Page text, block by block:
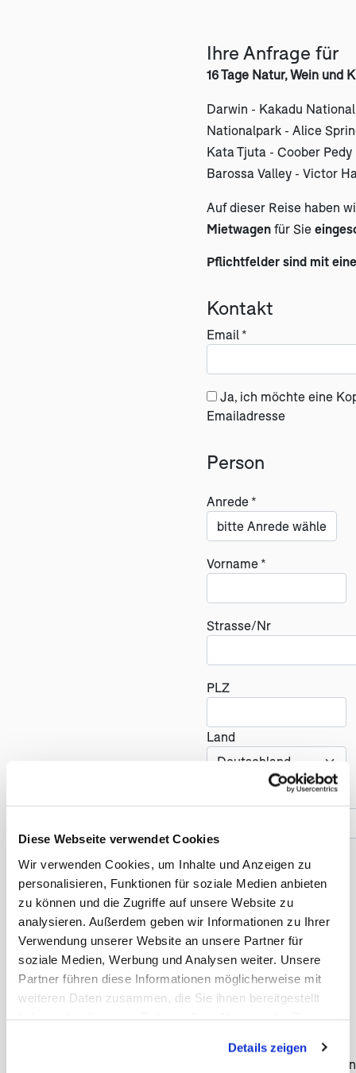
Diese Webseite verwendet Cookies
Wir verwenden Cookies, um Inhalte und Anzeigen zu
personalisieren, Funktionen für soziale Medien anbieten
zu können und die Zugriffe auf unsere Website zu
analysieren. Außerdem geben wir Informationen zu Ihrer
Verwendung unserer Website an unsere Partner für
soziale Medien, Werbung und Analysen weiter. Unsere
Partner führen diese Informationen möglicherweise mit
weiteren Daten zusammen, die Sie ihnen bereitgestellt
Cookies, wenn Sie unsere Webseite weiterhin nutzen.
Details zeigen
Ihre Anfrage für
16 Tage Natur, Wein und
Darwin - Kakadu
Nationalpark - Alice
Kata Tjuta - Coober
Barossa Valley - Victor
Auf dieser Reise haben
Mietwagen für Sie
Pflichtfelder sind mit
Kontakt
Email *
Ja, ich möchte eine
Emailadresse
Person
Anrede *
Vorname *
Strasse/Nr
PLZ
Land
Reise
Anzahl der Reisenden *
Früheste Anreise *
Haben Sie